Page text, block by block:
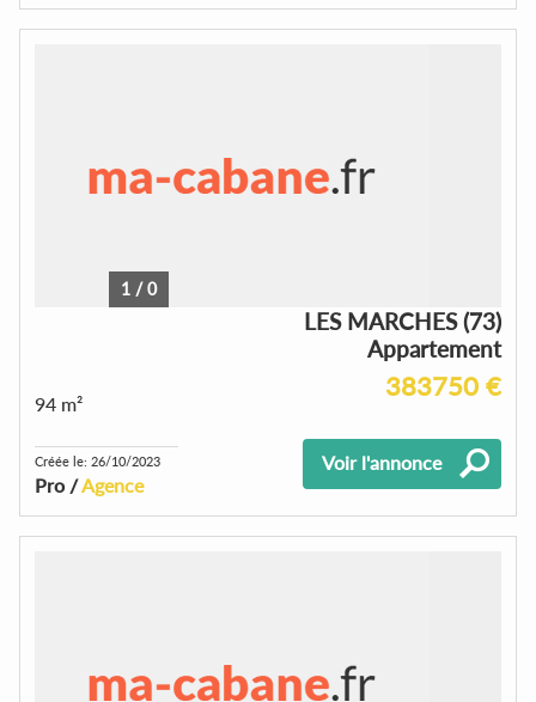
1 /0
LES MARCHES (73)
Appartement
383750 €
94 m²
Créée le: 26/10/2023
Pro /Agence
Voir l'annonce